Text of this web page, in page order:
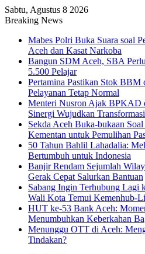
Sabtu, Agustus 8 2026
Breaking News
Mabes Polri Buka Suara soal
Aceh dan Kasat Narkoba
Bangun SDM Aceh, SBA
5.500 Pelajar
Pertamina Pastikan Stok BBM
Pelayanan Tetap Normal
Menteri Nusron Ajak BPKAD
Sinergi Wujudkan
Sekda Aceh Buka-bukaan
Kementan untuk Pemulihan
50 Tahun Bahlil Lahadalia:
Bertumbuh untuk Indonesia
Banjir Rendam Sejumlah
Gerak Cepat Salurkan Bantuan
Sabang Ingin Terhubung Lagi
Wali Kota Temui Kemenhub-
HUT ke-53 Bank Aceh:
Menumbuhkan Keberkahan
Menunggu OTT di Aceh:
Tindakan?